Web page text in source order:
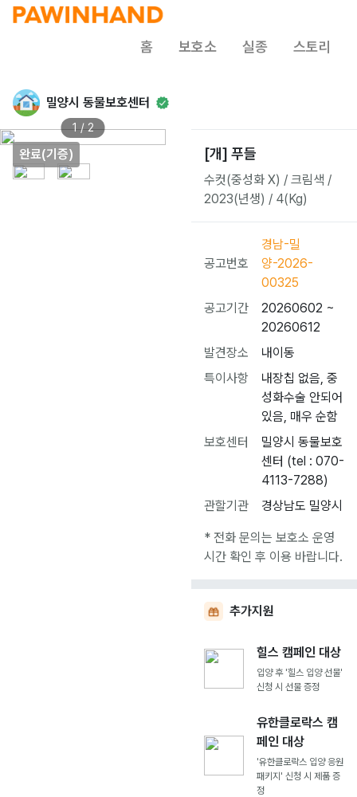
홈 보호소 실종 스토리
밀양시 동물보호센터
완료(기증)
1 / 2
[개] 푸들
수컷(중성화 X) / 크림색 /
2023(년생) / 4(Kg)
공고번호
경남-밀
양-2026-
00325
공고기간
20260602 ~
20260612
발견장소
내이동
특이사항
내장칩 없음, 중
성화수술 안되어
있음, 매우 순함
보호센터
밀양시 동물보호
센터 (tel : 070-
4113-7288)
관할기관
경상남도 밀양시
* 전화 문의는 보호소 운영
시간 확인 후 이용 바랍니다.
추가지원
힐스 캠페인 대상
입양 후 '힐스 입양 선물'
신청 시 선물 증정
유한클로락스 캠
페인 대상
'유한클로락스 입양 응원
패키지' 신청 시 제품 증
정